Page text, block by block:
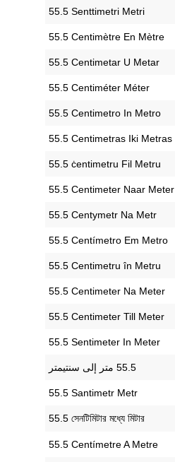
‎55.5 Senttimetri Metri
‎55.5 Centimètre En Mètre
‎55.5 Centimetar U Metar
‎55.5 Centiméter Méter
‎55.5 Centimetro In Metro
‎55.5 Centimetras Iki Metras
‎55.5 ċentimetru Fil Metru
‎55.5 Centimeter Naar Meter
‎55.5 Centymetr Na Metr
‎55.5 Centímetro Em Metro
‎55.5 Centimetru în Metru
‎55.5 Centimeter Na Meter
‎55.5 Centimeter Till Meter
‎55.5 Sentimeter In Meter
‎55.5 Santimetr Metr
‎55.5 সেনটিমিটার মধ্যে মিটার
‎55.5 Centímetre A Metre